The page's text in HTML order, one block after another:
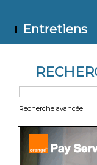
Entretiens
Recherche avancée